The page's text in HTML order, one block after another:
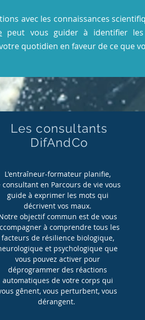
avec les connaissances
peut vous guider à identifier
quotidien en faveur de ce que
Les consultants
DifAndCo
L'entraîneur-formateur planifie,
consultant en Parcours de vie vous
guide à exprimer les mots qui
décrivent vos maux.
objectif commun est de vous
à comprendre tous les
facteurs de résilience biologique,
et psychologique que
vous pouvez activer pour
déprogrammer des réactions
automatiques de votre corps qui
gênent, vous perturbent, vous
dérangent.